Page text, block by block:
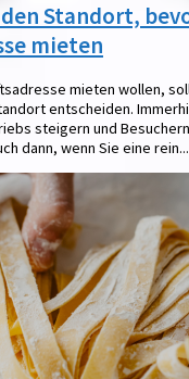
Standort,
mieten
mieten wollen,
entscheiden.
steigern und
dann, wenn Sie eine rein...